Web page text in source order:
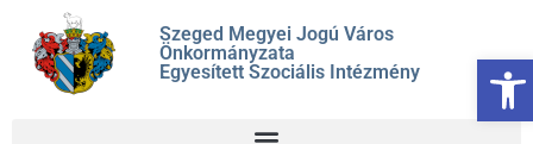
Szeged Megyei Jogú Város
Önkormányzata
Egyesített Szociális Intézmény